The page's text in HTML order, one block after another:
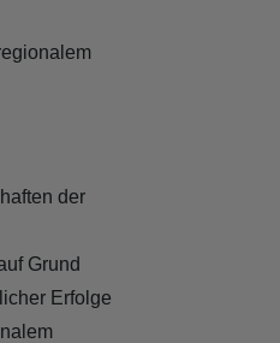
der
Grund
Erfolge